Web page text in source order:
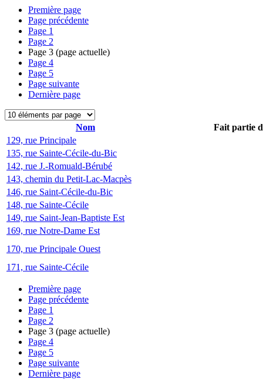
Première page
Page précédente
Page 1
Page 2
Page 3 (page actuelle)
Page 4
Page 5
Page suivante
Dernière page
Nom
Fait partie
129, rue Principale
135, rue Sainte-Cécile-du-Bic
142, rue J.-Romuald-Bérubé
143, chemin du Petit-Lac-Macpès
146, rue Saint-Cécile-du-Bic
148, rue Sainte-Cécile
149, rue Saint-Jean-Baptiste Est
169, rue Notre-Dame Est
170, rue Principale Ouest
171, rue Sainte-Cécile
Première page
Page précédente
Page 1
Page 2
Page 3 (page actuelle)
Page 4
Page 5
Page suivante
Dernière page